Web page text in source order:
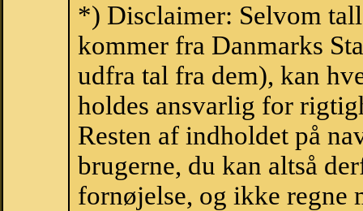
*) Disclaimer: Selvom
kommer fra Danmarks
udfra tal fra dem), kan
holdes ansvarlig for
Resten af indholdet på
brugerne, du kan altså
fornøjelse, og ikke regne